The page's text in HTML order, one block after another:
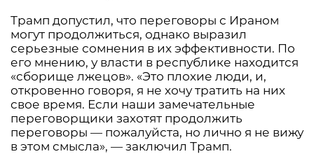
Трамп допустил, что переговоры с Ираном
могут продолжиться, однако выразил
серьезные сомнения в их эффективности. По
его мнению, у власти в республике находится
«сборище лжецов». «Это плохие люди, и,
откровенно говоря, я не хочу тратить на них
свое время. Если наши замечательные
переговорщики захотят продолжить
переговоры — пожалуйста, но лично я не вижу
в этом смысла», — заключил Трамп.